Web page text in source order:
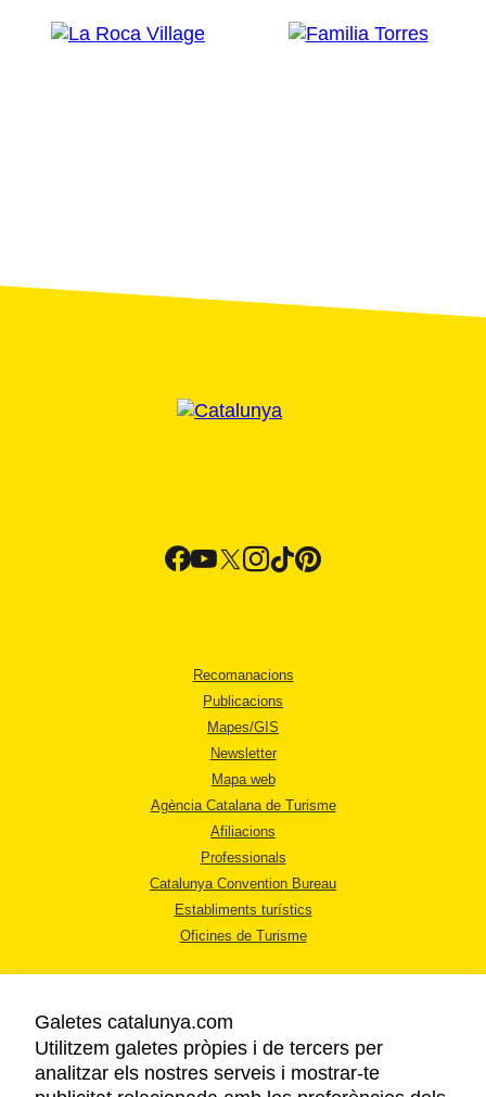
Recomanacions
Publicacions
Mapes/GIS
Newsletter
Mapa web
Agència Catalana de Turisme
Afiliacions
Professionals
Catalunya Convention Bureau
Establiments turístics
Oficines de Turisme
AVÍS LEGAL
Galetes catalunya.com
Utilitzem galetes pròpies i de tercers per
analitzar els nostres serveis i mostrar-te